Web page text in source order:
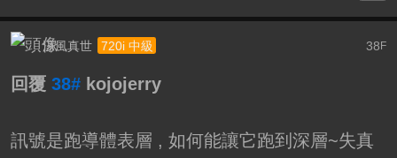
38F
涼風真世 720i 中級
回覆 38# kojojerry
訊號是跑導體表層 , 如何能讓它跑到深層~失真